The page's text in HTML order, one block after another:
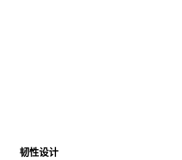
韧性设计